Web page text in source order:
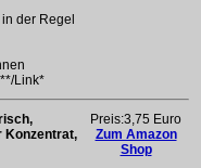
der Regel
Link*
Konzentrat,
Preis:3,75 Euro
Zum Amazon
Shop